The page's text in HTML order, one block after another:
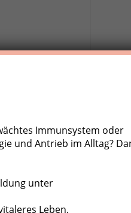
der
als
Immunsystem oder
und Antrieb im Alltag?
unter
Leben.